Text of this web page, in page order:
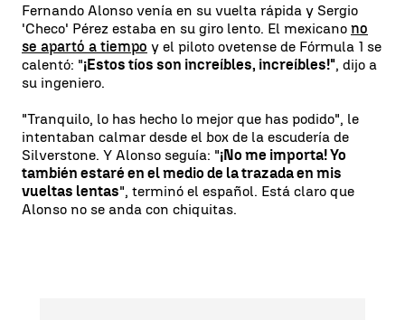
Fernando Alonso venía en su vuelta rápida y Sergio
'Checo' Pérez estaba en su giro lento. El mexicano no
se apartó a tiempo y el piloto ovetense de Fórmula 1 se
calentó: "¡Estos tíos son increíbles, increíbles!", dijo a
su ingeniero.
"Tranquilo, lo has hecho lo mejor que has podido", le
intentaban calmar desde el box de la escudería de
Silverstone. Y Alonso seguía: "¡No me importa! Yo
también estaré en el medio de la trazada en mis
vueltas lentas", terminó el español. Está claro que
Alonso no se anda con chiquitas.